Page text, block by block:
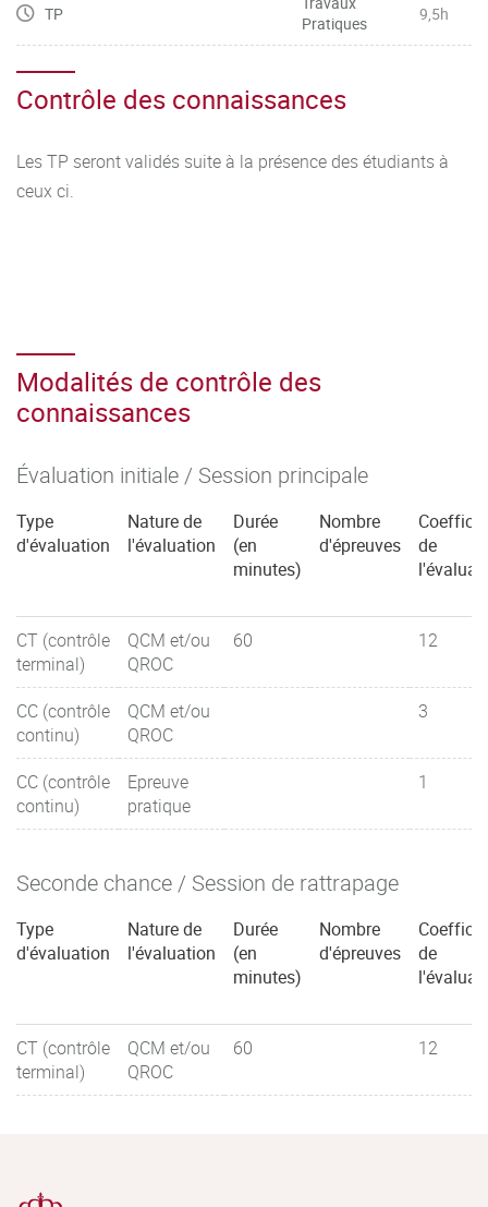
Physiopathologie biochimique
Aspects moléculaires de l’accumulation de
cholestérol dans la plaque d’athérome
L’automatisme cardiaque, la conduction, la théorie
d’Einthoven, les phénomènes
cellulaires à l’origine du signal ECG ; Principe
de l’ECG
Activité mécanique cardiaque : Relation pression-
volume, notions de précharge, postcharge, compliance
Activité mécanique cardiaque : Le métabo- lisme
énergétique ; la respiration mitochondriale
Système adrénergique ; effets
de la stimulation béta 1 adrénergique sur la contraction
Système rénine-angiotensine
Remodelage ventriculaire physiologique
et pathologique
Régulation de la vasomotricité périphérique, pression
artérielle, déterminants du débit cardiaque et sa
Bases pharmacologiques des traitements
anti HTA
TP
Pratiques
9,5h
Contrôle des connaissances
Les TP seront validés suite à la présence des étudiants à
ceux ci.
Modalités de contrôle des
connaissances
Évaluation initiale / Session principale
Type
d'évaluation
Nature de
l'évaluation
Durée
(en
minutes)
Nombre
d'épreuves
de
CT (contrôle
terminal)
QCM et/ou
QROC
60 12
CC (contrôle
continu)
QCM et/ou
QROC
3
CC (contrôle
continu)
Epreuve
pratique
1
Seconde chance / Session de rattrapage
Type
d'évaluation
Nature de
l'évaluation
Durée
(en
minutes)
Nombre
d'épreuves
de
CT (contrôle
terminal)
QCM et/ou
QROC
60 12